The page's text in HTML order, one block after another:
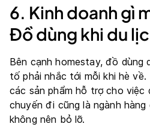
6. Kinh doanh gì
Đồ dùng khi du
Bên cạnh homestay, đồ dùng
tố phải nhắc tới mỗi khi hè
các sản phẩm hỗ trợ cho việc
chuyến đi cũng là ngành
không nên bỏ lỡ.